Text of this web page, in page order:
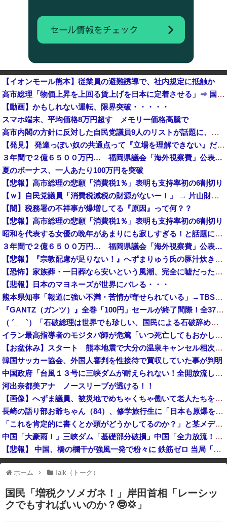
【イオンモール熊本】従業員の避難誘導で、社内規定に抵触か
高市総理「物価上昇を上回る賃上げを日本に定着させる」⇒ 国家公務員月給3.51％増へ
【動画】かもしれない運転、限界突破・・・・・
スマホ端末、平均価格8万円超す メモリー価格高騰で
高市内閣の方針に反対した自民党議員9人のリストが話題に、「岩屋はどこへ行った？」との指摘もあるが……他
【発見】 発達っぽい奴の共通点って『立場を理解できない』だよな
３年間で２億６５００万円… 福岡県議会「海外視察費」公表…
夏のボーナス、一人あたり100万円を突破
【悲報】高市総理の悲願「消費税1％」表明も支持率初の6割切り
【ｗ】自民党議員「消費税減税の財源がないー！」 → 片山財務相、財源の心配は１ミリもいらない！と主張 ｗｗｗｗｗｗｗｗｗｗｗｗｗｗ
【闇】税務署の不祥事が爆増してる『原因』って何？？
【悲報】高市総理の悲願「消費税1％」表明も支持率初の6割切り
昭和を代表する女優の晩年があまりにも寂しすぎる！と話題に、自身の子供を餓死する寸前までネグレクトした挙句……
３年間で２億６５００万円… 福岡県議会「海外視察費」公表…
【悲報】『宗教配慮が足りない！』へずまりゅう氏の豚汁炊き出しに各所に苦情殺到 → へ「保健所も容認！問題なし！」ｗｗｗｗｗｗｗｗｗｗｗｗｗｗ
【恐怖】家族葬・一日葬なら安いという風潮、完全に嘘だった・・・・
【悲報】日本のマヨネーズが世界にバレる・・・
熊本県知事「報道に強い不満・苦情が寄せられている」→TBSの報道特集がまさにそれな件
『GANTZ（ガンツ）』全巻「100円」セールが終了間際！全37巻「23,322円」→「3,700円」！完結まですべて超お得に買えるこのチャンス...
（ ´_ゝ`）「石破総理は世界でも珍しい、国民による石破辞めるなデモが自然発生した総理大臣です」
【東大調査】「外国人受け入れ反対」の声、激増 特に若い世代ほど移民反対だと明らかに→移民政策反対VS人手不足はどうするんだ？でネット大論争
【速報】バスローブ姿の秋田県幹部職員による記者会見問題、ラブホテルからの参加だと特定「体調が優れなかったため...」とは何だったのか
【岡山県】果樹園からマスカット約200房を盗んだ無職男性を逮捕「ぶどうを売って生活費に充てていた」※氏名非公開
ロシア空挺兵が空挺部隊日を祝うため飛行機から飛び降りて死亡！
国連事務総長「日本よ、国連にお金がない。このままでは国連が完全崩壊する。助けろ」
【8/22開催】「琵琶湖三市同時花火大会」、各市公式「そんな花火大会は存在しない」→ 高価チケットを購入した人達がSNS阿鼻叫喚
【悲報】ファン付き作業服着用の５０代男性、熱中症になる
イラン最高指導者のモジタバ師が危篤「いつ死亡してもおかしくない」…イラン大統領「意思疎通はかなり難しい」！
【お盆休み】スタート 熊本地震で大分の温泉キャンセル相次ぐ 被害なしでも旅行先変更
韓国サッカー協会、外国人審判を性接待で買収していた事が判明
中国政府「台風１３号に三峡ダムが耐えられない！全開放流しろ！」⇒ 下流域の街が壊滅状態ｗｗｗｗｗ
河出奈都美アナ ノースリーブが透ける！！
【画像】へずま議員、被災地でめちゃくちゃ働いて老人たちを笑顔にしてしまうwww
長崎の語り部お爺ちゃん（84）、修学旅行生に「日本も原爆を持たないと負ける」と言われびっくり！ 被団協代表（85）も中学生に「核を持たないで日本を守れますか」と問われ危機感
「これを肯定的に書くとか頭がどうかしてるのか？」と某メディアの焚書称賛記事にツッコミ殺到、自分で本屋を作るとかそういう話かと思ったら……
中国「大豪雨！」三峡ダム「基礎部分破損」中国「全力放流！」台風13号「中国上陸予測」台風15号「中国接近（画像」中国「台風同時上陸！（穀物生産が壊滅危機」→
【悲報】 中国、橋の欄干が強風一発で粉々に 鉄筋ゼロ 当局「接着剤でくっつけただけ」「正常で、品質問題はない」
【悲報】 高市内閣、消費税1％表明でも支持率下落 →ついに６割割れ
一部のコンテンツが表示されなくなったり、サイト全体のレイアウトが崩れ
たりする場合があります。
ホーム Talk（トーク）
国民「増税クソメガネ！」岸田首相「レーシッ
クでもすればいいのか？🤓💢」